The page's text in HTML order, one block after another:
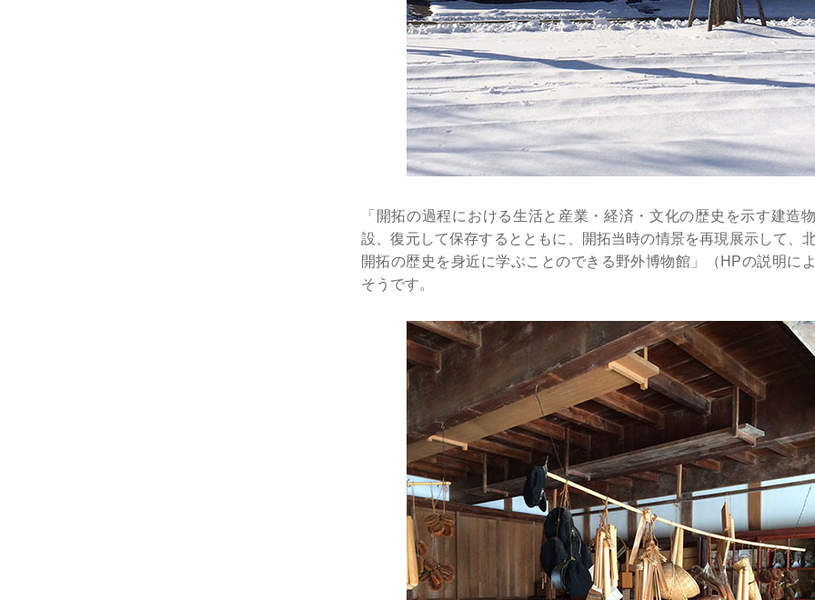
「開拓の過程における生活と産業・経済・文化の歴史を示す建造
設、復元して保存するとともに、開拓当時の情景を再現展示して、
開拓の歴史を身近に学ぶことのできる野外博物館」（HPの説明に
そうです。